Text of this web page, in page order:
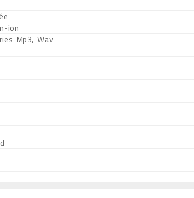
ion
Mp3, Wav